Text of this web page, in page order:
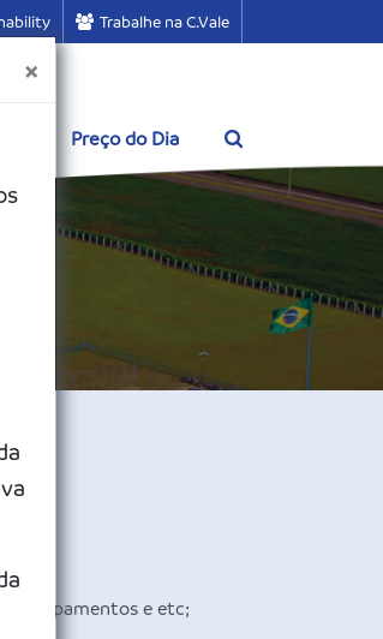
Trabalhe na C.Vale
Preço do Dia
equipamentos e etc;
×